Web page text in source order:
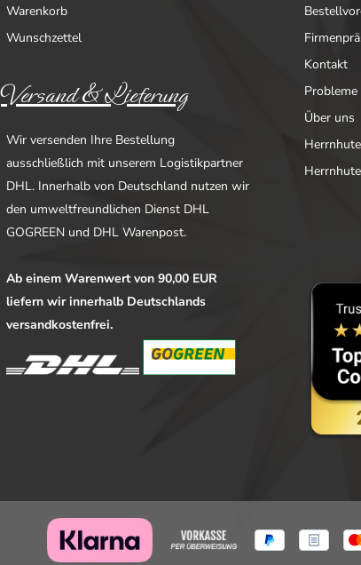
Warenkorb
Wunschzettel
Kontakt
Über uns
Versand & Lieferung
Wir versenden Ihre Bestellung
ausschließlich mit unserem Logistikpartner
DHL. Innerhalb von Deutschland nutzen wir
den umweltfreundlichen Dienst DHL
GOGREEN und DHL Warenpost.
Ab einem Warenwert von 90,00 EUR
liefern wir innerhalb Deutschlands
versandkostenfrei.